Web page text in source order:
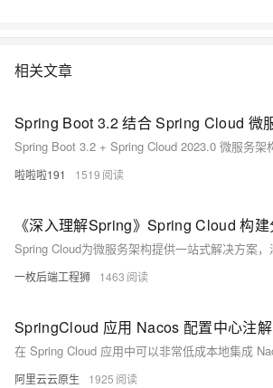
相关文章
啦啦啦191 1519
一枚后端工程狮 1463
SpringCloud 应用 Nacos 配置中心注解
阿里云云原生 1925